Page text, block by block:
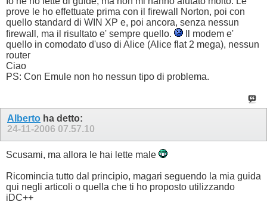
prove le ho effettuate prima con il firewall Norton, poi con
quello standard di WIN XP e, poi ancora, senza nessun
firewall, ma il risultato e' sempre quello.
Il modem e'
quello in comodato d'uso di Alice (Alice flat 2 mega), nessun
router
Ciao
PS: Con Emule non ho nessun tipo di problema.
Alberto ha detto:
24-11-2006 07.57.10
Scusami, ma allora le hai lette male
Ricomincia tutto dal principio, magari seguendo la mia guida
qui negli articoli o quella che ti ho proposto utilizzando
iDC++